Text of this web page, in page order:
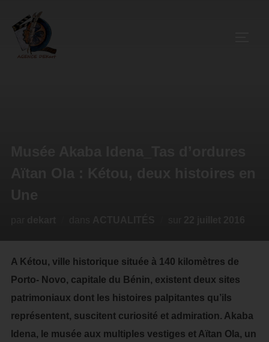
A Kétou, ville historique située à 140 kilomètres de
Porto- Novo, capitale du Bénin, existent deux sites
patrimoniaux dont les histoires palpitantes qu’ils
représentent, suscitent curiosité et admiration. Akaba
Idena, le musée aux multiples vestiges et Aïtan Ola, un